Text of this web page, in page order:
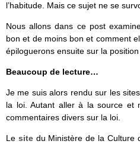
l’habitude. Mais ce sujet ne se
Nous allons dans ce post
bon et de moins bon et comment
épiloguerons ensuite sur la
Beaucoup de lecture…
Je me suis alors rendu sur les
la loi. Autant aller à la source et
commentaires divers sur la loi.
Le sitedu Ministère de la Culture